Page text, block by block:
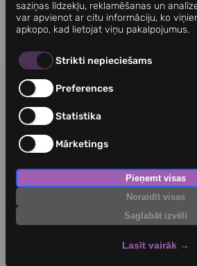
saziņas līdzekļu, reklamēšanas un
var apvienot ar citu informāciju, ko
apkopo, kad lietojat viņu pakalpojumus.
Strikti nepieciešams
Preferences
Statistika
Mārketings
Saglabāt izvēli
Noraidīt visas
Pieņemt visas
Lasīt vairāk→
Kā stress ietekmē imunitāti un ko
20. maijs. 2025
NOTEIKUMI KONTAKTI